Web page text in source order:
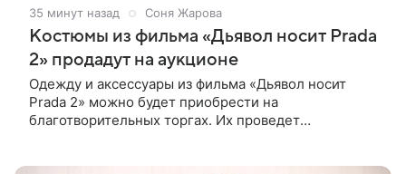
35 минут назад Соня Жарова
Костюмы из фильма «Дьявол носит Prada
2» продадут на аукционе
Одежду и аксессуары из фильма «Дьявол носит
Prada 2» можно будет приобрести на
благотворительных торгах. Их проведет